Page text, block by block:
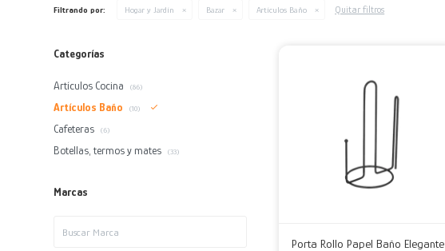
Filtrando por: Hogar y Jardín Bazar Artículos Baño Quitar filtros
Porta Rollo Papel Baño Elegante
Categorías
Artículos Cocina (86)
Artículos Baño (10)
Cafeteras (6)
Botellas, termos y mates (33)
Marcas